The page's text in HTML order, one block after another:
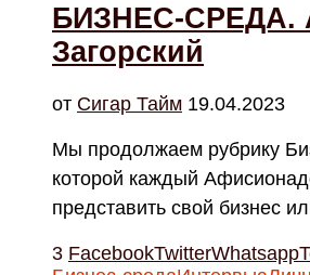
БИЗНЕС-СРЕДА.
Загорский
от Cигар Тайм 19.04.2023
Мы продолжаем рубрику
которой каждый
представить свой бизнес
3 FacebookTwitterWhatsapp